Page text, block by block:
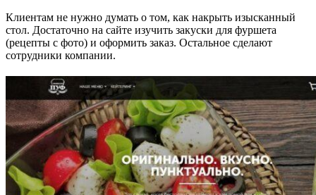
Клиентам не нужно думать о том, как накрыть изысканный
стол. Достаточно на сайте изучить закуски для фуршета
(рецепты с фото) и оформить заказ. Остальное сделают
сотрудники компании.